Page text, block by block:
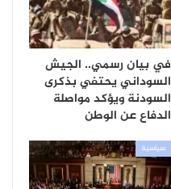
في بيان رسمي.. الجيش
السوداني يحتفي بذكرى
السودنة ويؤكد مواصلة
الدفاع عن الوطن
سياسية